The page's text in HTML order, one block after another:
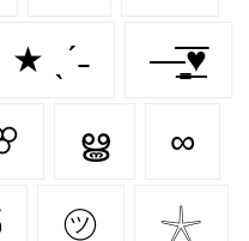
★ ˎˊ˗ —̳͟͞͞♥
ൠ ∞
㋡ 𓇼